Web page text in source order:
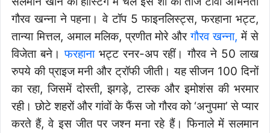
गौरव खन्ना ने पहना। वे टॉप 5 फाइनलिस्ट्स, फरहाना भट्ट,
तान्या मित्तल, अमाल मलिक, प्रणीत मोरे औरगौरव खन्ना, में से
विजेता बने।फरहानाभट्ट रनर-अप रहीं। गौरव ने 50 लाख
रुपये की प्राइज मनी और ट्रॉफी जीती। यह सीजन 100 दिनों
का रहा, जिसमें दोस्ती, झगड़े, टास्क और इमोशंस की भरमार
रही। छोटे शहरों और गांवों के फैंस जो गौरव को ‘अनुपमा’ से प्यार
करते हैं, वे इस जीत पर जश्न मना रहे हैं। फिनाले में सलमान